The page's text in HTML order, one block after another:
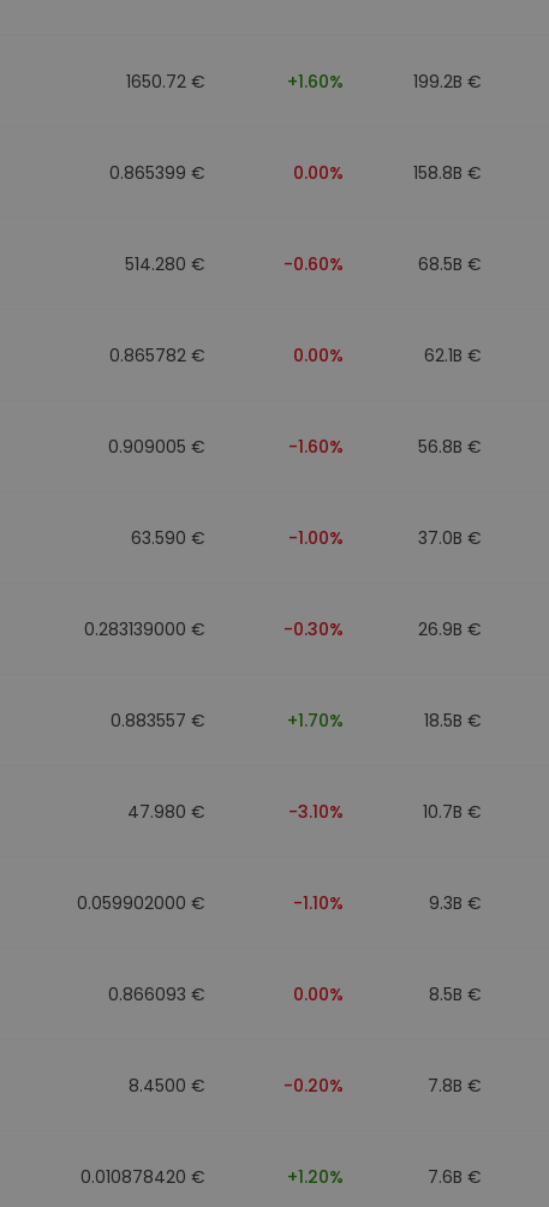
1650.72 € +1.60% 199.2B €
0.865399 € 0.00% 158.8B €
514.280 € -0.60% 68.5B €
0.865782 € 0.00% 62.1B €
0.909005 € -1.60% 56.8B €
63.590 € -1.00% 37.0B €
0.283139000 € -0.30% 26.9B €
0.883557 € +1.70% 18.5B €
47.980 € -3.10% 10.7B €
0.059902000 € -1.10% 9.3B €
0.866093 € 0.00% 8.5B €
8.4500 € -0.20% 7.8B €
0.010878420 € +1.20% 7.6B €